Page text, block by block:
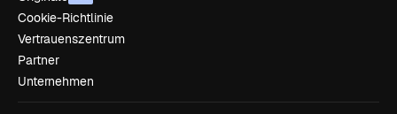
Cookie-Richtlinie
Vertrauenszentrum
Partner
Unternehmen